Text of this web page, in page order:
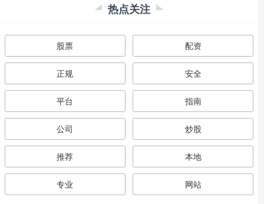
热点关注
股票 配资
正规 安全
平台 指南
公司 炒股
推荐 本地
专业 网站